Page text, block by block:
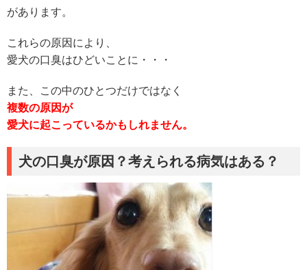
があります。
これらの原因により、
愛犬の口臭はひどいことに・・・
また、この中のひとつだけではなく
複数の原因が
愛犬に起こっているかもしれません。
犬の口臭が原因？考えられる病気はある？